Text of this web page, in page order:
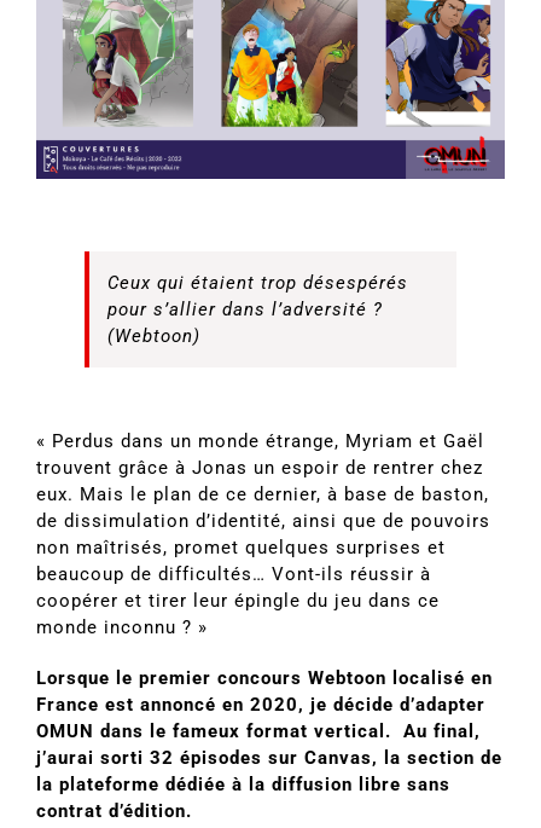
Ceux qui étaient trop désespérés
pour s’allier dans l’adversité ?
(Webtoon)
« Perdus dans un monde étrange, Myriam et Gaël
trouvent grâce à Jonas un espoir de rentrer chez
eux. Mais le plan de ce dernier, à base de baston,
de dissimulation d’identité, ainsi que de pouvoirs
non maîtrisés, promet quelques surprises et
beaucoup de difficultés… Vont-ils réussir à
coopérer et tirer leur épingle du jeu dans ce
monde inconnu ? »
Lorsque le premier concours Webtoon localisé en
France est annoncé en 2020, je décide d’adapter
OMUN dans le fameux format vertical. Au final,
j’aurai sorti 32 épisodes sur Canvas, la section de
la plateforme dédiée à la diffusion libre sans
contrat d’édition.